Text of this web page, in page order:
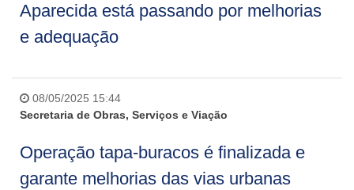
Aparecida está passando por melhorias
e adequação
08/05/2025 15:44
Secretaria de Obras, Serviços e Viação
Operação tapa-buracos é finalizada e
garante melhorias das vias urbanas